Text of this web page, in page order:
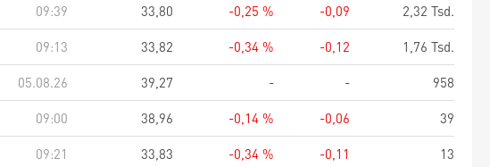
09:39 33,80 -0,25 % -0,09
2,32 Tsd.
09:13 33,82 -0,34 % -0,12
1,76 Tsd.
05.08.26 39,27 - -
958
09:00 38,96 -0,14 % -0,06
39
09:21 33,83 -0,34 % -0,11
13